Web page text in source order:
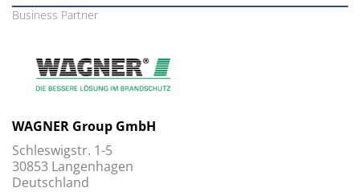
Business Partner
WAGNER Group GmbH
Schleswigstr. 1-5
30853 Langenhagen
Deutschland